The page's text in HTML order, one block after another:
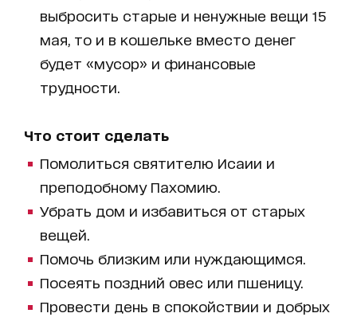
выбросить старые и ненужные вещи 15
мая, то и в кошельке вместо денег
будет «мусор» и финансовые
трудности.
Что стоит сделать
Помолиться святителю Исаии и
преподобному Пахомию.
Убрать дом и избавиться от старых
вещей.
Помочь близким или нуждающимся.
Посеять поздний овес или пшеницу.
Провести день в спокойствии и добрых